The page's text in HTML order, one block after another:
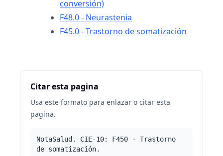
conversión)
F48.0 - Neurastenia
F45.0 - Trastorno de somatización
Citar esta pagina
Usa este formato para enlazar o citar esta
pagina.
NotaSalud. CIE-10: F450 - Trastorno
de somatización.